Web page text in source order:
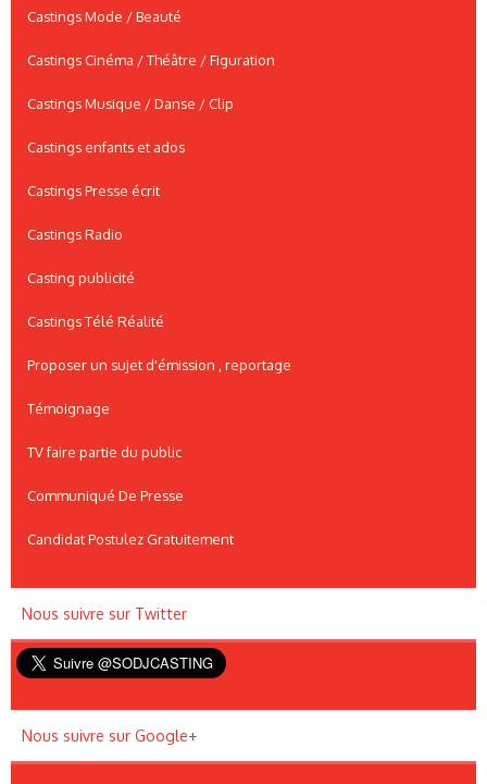
Castings Mode / Beauté
Castings Cinéma / Théâtre / Figuration
Castings Musique / Danse / Clip
Castings enfants et ados
Castings Presse écrit
Castings Radio
Casting publicité
Castings Télé Réalité
Proposer un sujet d'émission , reportage
Témoignage
TV faire partie du public
Communiqué De Presse
Candidat Postulez Gratuitement
Nous suivre sur Twitter
Nous suivre sur Google+